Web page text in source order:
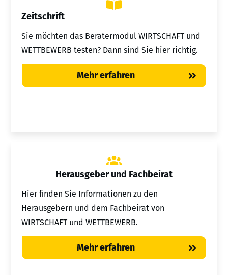
Zeitschrift
Sie möchten das Beratermodul WIRTSCHAFT und
WETTBEWERB testen? Dann sind Sie hier richtig.
Mehr erfahren
Herausgeber und Fachbeirat
Hier finden Sie Informationen zu den
Herausgebern und dem Fachbeirat von
WIRTSCHAFT und WETTBEWERB.
Mehr erfahren